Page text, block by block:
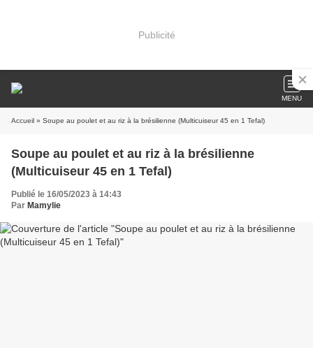
Publicité
MENU
Accueil » Soupe au poulet et au riz à la brésilienne (Multicuiseur 45 en 1 Tefal)
Soupe au poulet et au riz à la brésilienne
(Multicuiseur 45 en 1 Tefal)
Publié le 16/05/2023 à 14:43
Par Mamylie